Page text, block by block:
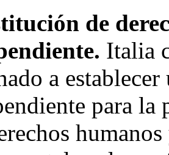
de
Italia
a
para